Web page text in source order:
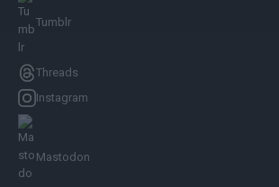
Tumblr
Threads
Instagram
Mastodon